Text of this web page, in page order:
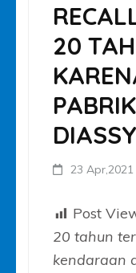
20
DIASSY
23 Apr,2021
Post
20 tahun
kendaraan